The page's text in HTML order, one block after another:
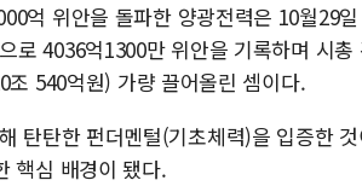
억 위안을 돌파한 양광전력은 10월29
로 4036억1300만 위안을 기록하며 시
540억원) 가량 끌어올린 셈이다.
탄탄한 펀더멘털(기초체력)을 입증한
핵심 배경이 됐다.